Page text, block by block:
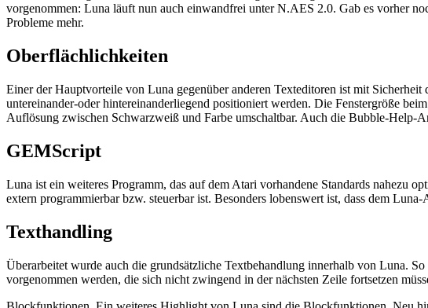
vorgenommen: Luna läuft nun auch einwandfrei unter N.AES 2.0. Gab es vorher
Probleme mehr.
Oberflächlichkeiten
Einer der Hauptvorteile von Luna gegenüber anderen Texteditoren ist mit
untereinander-oder hintereinanderliegend positioniert werden. Die Fenstergröße
Auflösung zwischen Schwarzweiß und Farbe umschaltbar. Auch die Bubble-Help-
GEMScript
Luna ist ein weiteres Programm, das auf dem Atari vorhandene Standards nahezu
extern programmierbar bzw. steuerbar ist. Besonders lobenswert ist, dass dem
Texthandling
Überarbeitet wurde auch die grundsätzliche Textbehandlung innerhalb von Luna.
vorgenommen werden, die sich nicht zwingend in der nächsten Zeile fortsetzen